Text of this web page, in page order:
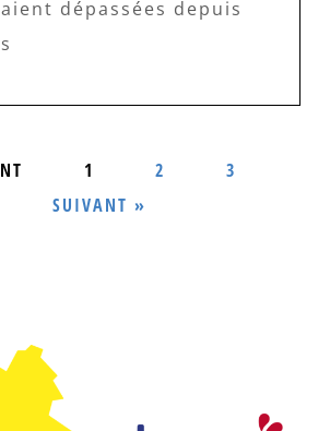
dépassées depuis
1 2
3
SUIVANT »